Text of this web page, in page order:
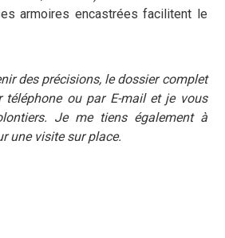
armoires encastrées facilitent le
des précisions, le dossier complet
téléphone ou par E-mail et je vous
Je me tiens également à
une visite sur place.